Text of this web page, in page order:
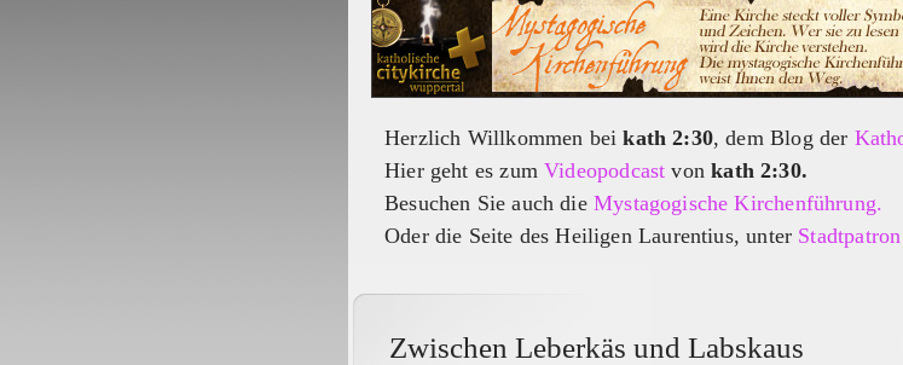
Herzlich Willkommen beikath 2:30, dem Blog der
Hier geht es zumVideopodcast vonkath 2:30.
Besuchen Sie auch die Mystagogische Kirchenführung.
Oder die Seite des Heiligen Laurentius, unter
Zwischen Leberkäs und Labskaus